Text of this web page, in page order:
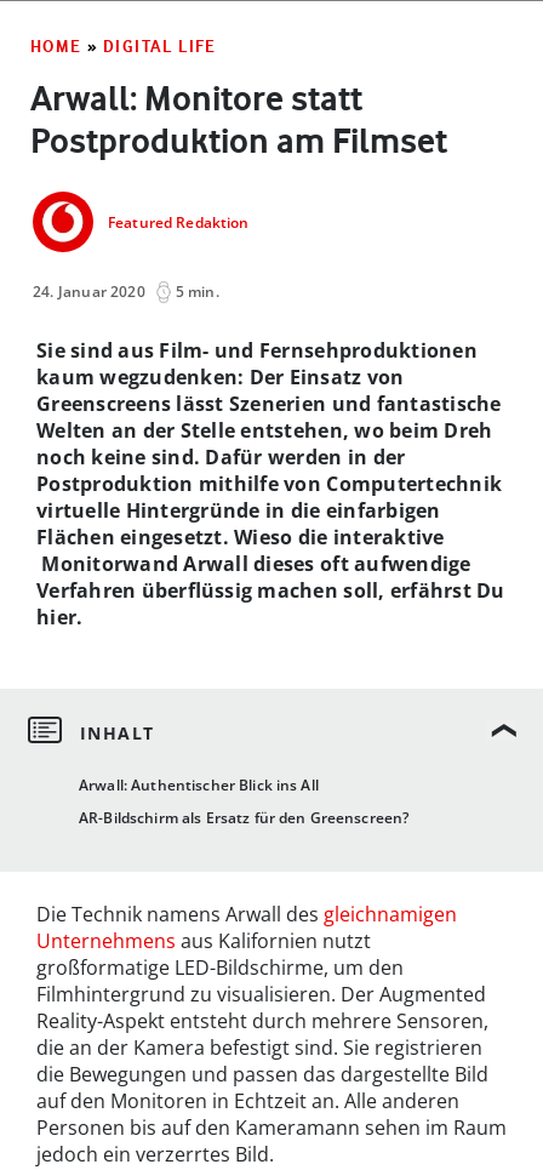
HOME » DIGITAL LIFE
Arwall: Monitore statt
Postproduktion am Filmset
Featured Redaktion
24. Januar 2020 5 min.
Arwall: Authentischer Blick ins All
AR-Bildschirm als Ersatz für den Greenscreen?
Sie sind aus Film- und Fernsehproduktionen
kaum wegzudenken: Der Einsatz von
Greenscreens lässt Szenerien und fantastische
Welten an der Stelle entstehen, wo beim Dreh
noch keine sind. Dafür werden in der
Postproduktion mithilfe von Computertechnik
virtuelle Hintergründe in die einfarbigen
Flächen eingesetzt. Wieso die interaktive
Monitorwand Arwall dieses oft aufwendige
Verfahren überflüssig machen soll, erfährst Du
hier.
Die Technik namens Arwall des gleichnamigen
Unternehmens aus Kalifornien nutzt
großformatige LED-Bildschirme, um den
Filmhintergrund zu visualisieren. Der Augmented
Reality-Aspekt entsteht durch mehrere Sensoren,
die an der Kamera befestigt sind. Sie registrieren
die Bewegungen und passen das dargestellte Bild
auf den Monitoren in Echtzeit an. Alle anderen
Personen bis auf den Kameramann sehen im Raum
jedoch ein verzerrtes Bild.